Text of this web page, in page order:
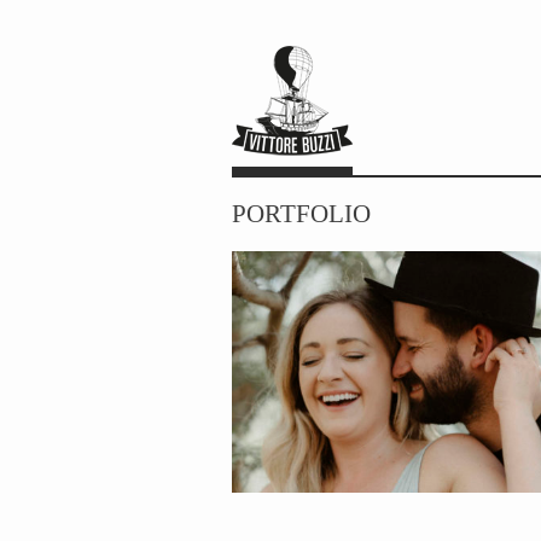
PORTFOLIO